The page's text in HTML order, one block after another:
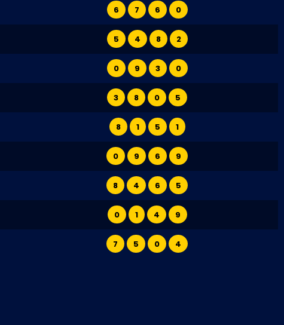
6 7 6 0
5 4 8 2
0 9 3 0
3 8 0 5
8 1 5 1
0 9 6 9
8 4 6 5
0 1 4 9
7 5 0 4